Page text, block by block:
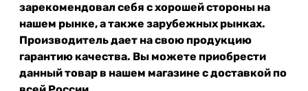
зарекомендовал себя с хорошей стороны на
нашем рынке, а также зарубежных рынках.
Производитель дает на свою продукцию
гарантию качества. Вы можете приобрести
данный товар в нашем магазине с доставкой по